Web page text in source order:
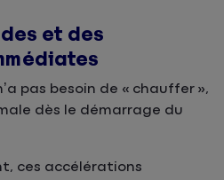
et des
pas besoin de « chauffer »,
dès le démarrage du
ces accélérations